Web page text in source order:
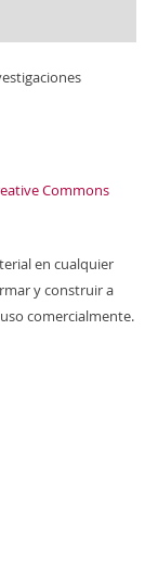
Commons
en cualquier
y construir a
comercialmente.